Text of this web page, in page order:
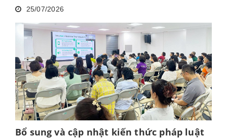
25/07/2026
Bổ sung và cập nhật kiến thức pháp luật